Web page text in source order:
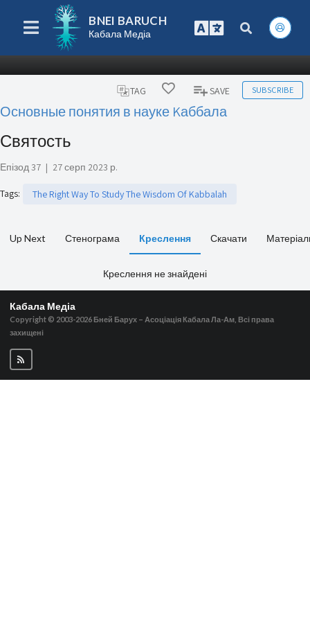
BNEI BARUCH
Кабала Медіа
TAG SAVE SUBSCRIBE
Основные понятия в науке Kаббала
Святость
Епізод 37 | 27 серп 2023 р.
Tags: The Right Way To Study The Wisdom Of Kabbalah
Up Next Стенограма Креслення Скачати
Креслення не знайдені
Кабала Медіа
Copyright © 2003-2026 Бней Барух – Асоціація Кабала Ла-Ам, Всі права
захищені